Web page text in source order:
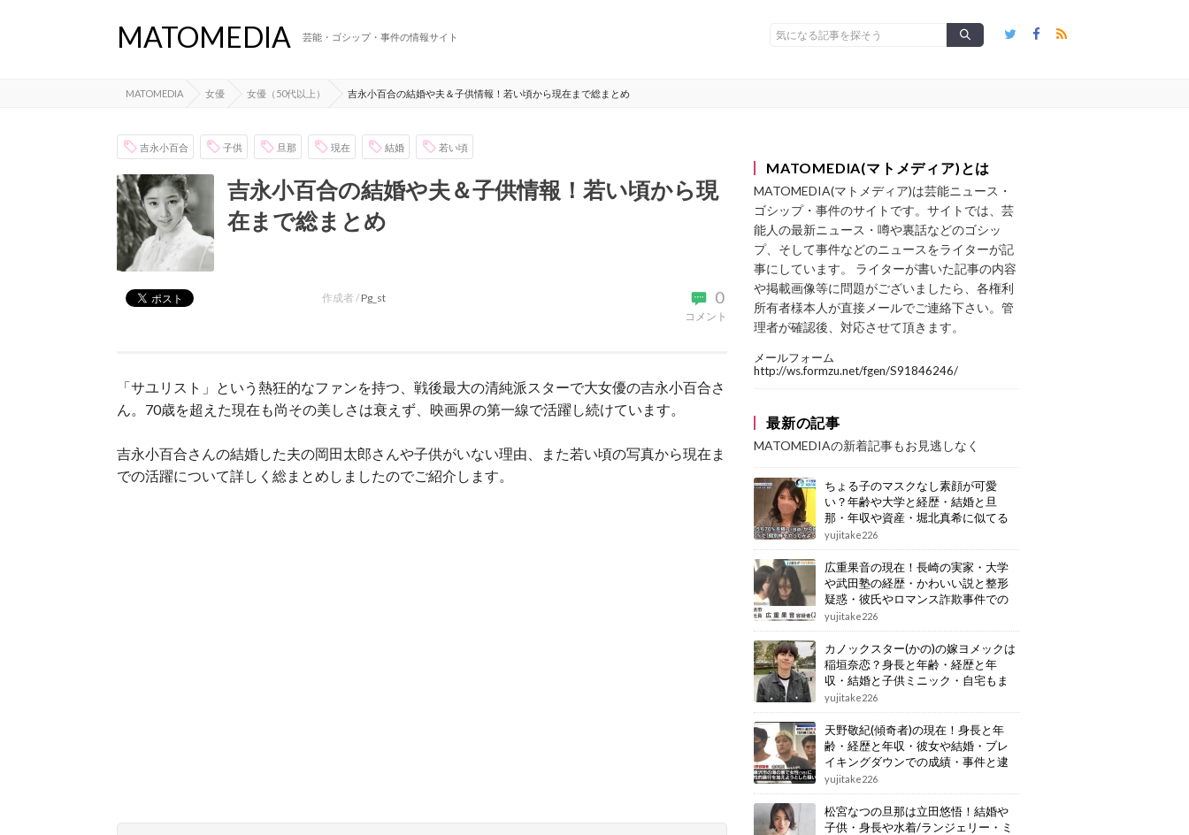
MATOMEDIA 芸能・ゴシップ・事件の情報サイト
MATOMEDIA 女優 女優（50代以上） 吉永小百合の結婚や夫＆子供情報！若い頃から現在まで総まとめ
吉永小百合 子供 旦那 現在 結婚 若い頃
吉永小百合の結婚や夫＆子供情報！若い頃から現
在まで総まとめ
0
コメント
作成者 / Pg_st
「サユリスト」という熱狂的なファンを持つ、戦後最大の清純派スターで大女優の吉永小百合さ
ん。70歳を超えた現在も尚その美しさは衰えず、映画界の第一線で活躍し続けています。
吉永小百合さんの結婚した夫の岡田太郎さんや子供がいない理由、また若い頃の写真から現在ま
での活躍について詳しく総まとめしましたのでご紹介します。
MATOMEDIA(マトメディア)とは
MATOMEDIA(マトメディア)は芸能ニュース・
ゴシップ・事件のサイトです。サイトでは、芸
能人の最新ニュース・噂や裏話などのゴシッ
プ、そして事件などのニュースをライターが記
事にしています。 ライターが書いた記事の内容
や掲載画像等に問題がございましたら、各権利
所有者様本人が直接メールでご連絡下さい。管
理者が確認後、対応させて頂きます。
メールフォーム
http://ws.formzu.net/fgen/S91846246/
最新の記事
MATOMEDIAの新着記事もお見逃しなく
ちょる子のマスクなし素顔が可愛
い？年齢や大学と経歴・結婚と旦
那・年収や資産・堀北真希に似てる
画像もまとめ
yujitake226
広重果音の現在！長崎の実家・大学
や武田塾の経歴・かわいい説と整形
疑惑・彼氏やロマンス詐欺事件での
逮捕もまとめ
yujitake226
カノックスター(かの)の嫁ヨメックは
稲垣奈恋？身長と年齢・経歴と年
収・結婚と子供ミニック・自宅もま
とめ
yujitake226
天野敬紀(傾奇者)の現在！身長と年
齢・経歴と年収・彼女や結婚・ブレ
イキングダウンでの成績・事件と逮
捕もまとめ
yujitake226
松宮なつの旦那は立田悠悟！結婚や
子供・身長や水着/ランジェリー・ミ